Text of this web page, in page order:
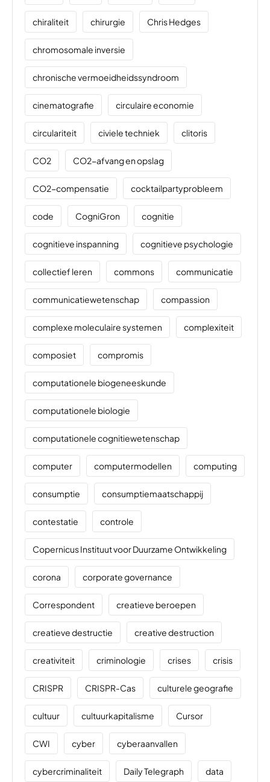
chiraliteit chirurgie Chris Hedges
chromosomale inversie
chronische vermoeidheidssyndroom
cinematografie circulaire economie
circulariteit civiele techniek clitoris
CO2 CO2-afvang en opslag
CO2-compensatie cocktailpartyprobleem
code CogniGron cognitie
cognitieve inspanning cognitieve psychologie
collectief leren commons communicatie
communicatiewetenschap compassion
complexe moleculaire systemen complexiteit
composiet compromis
computationele biogeneeskunde
computationele biologie
computationele cognitiewetenschap
computer computermodellen computing
consumptie consumptiemaatschappij
contestatie controle
Copernicus Instituut voor Duurzame Ontwikkeling
corona corporate governance
Correspondent creatieve beroepen
creatieve destructie creative destruction
creativiteit criminologie crises crisis
CRISPR CRISPR-Cas culturele geografie
cultuur cultuurkapitalisme Cursor
CWI cyber cyberaanvallen
cybercriminaliteit Daily Telegraph data